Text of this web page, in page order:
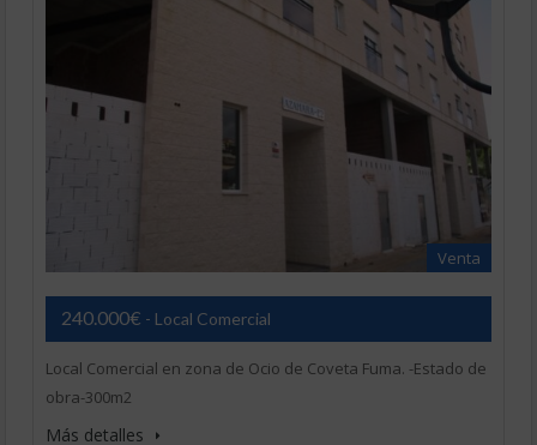
Venta
240.000€ - Local Comercial
Local Comercial en zona de Ocio de Coveta Fuma. -Estado de
obra-300m2
Más detalles